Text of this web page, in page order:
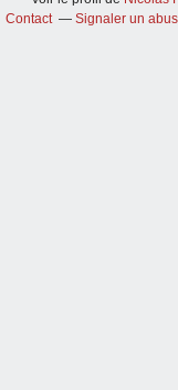
Contact
Signaler un abus